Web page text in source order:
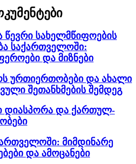
წევრი სახელმწიფოების
საქართველოში:
და მიზნები
ურთიერთობები და ახალი
შეთანხმების შემდეგ
დიასპორა და ქართულ-
მიმდინარე
და ამოცანები